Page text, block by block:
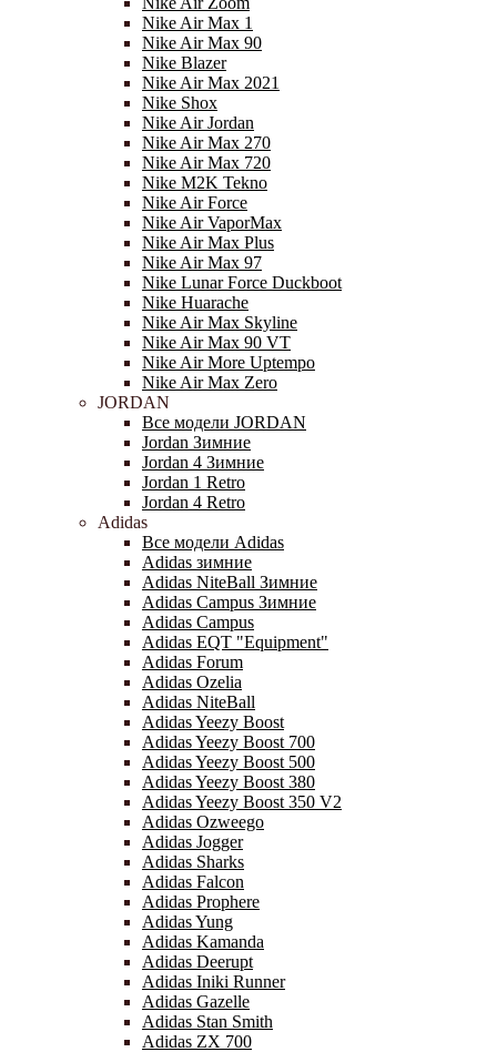
Nike Air Max 1
Nike Air Max 90
Nike Blazer
Nike Air Max 2021
Nike Shox
Nike Air Jordan
Nike Air Max 270
Nike Air Max 720
Nike M2K Tekno
Nike Air Force
Nike Air VaporMax
Nike Air Max Plus
Nike Air Max 97
Nike Lunar Force Duckboot
Nike Huarache
Nike Air Max Skyline
Nike Air Max 90 VT
Nike Air More Uptempo
Nike Air Max Zero
JORDAN
Все модели JORDAN
Jordan Зимние
Jordan 4 Зимние
Jordan 1 Retro
Jordan 4 Retro
Adidas
Все модели Adidas
Adidas зимние
Adidas NiteBall Зимние
Adidas Campus Зимние
Adidas Campus
Adidas EQT "Equipment"
Adidas Forum
Adidas Ozelia
Adidas NiteBall
Adidas Yeezy Boost
Adidas Yeezy Boost 700
Adidas Yeezy Boost 500
Adidas Yeezy Boost 380
Adidas Yeezy Boost 350 V2
Adidas Ozweego
Adidas Jogger
Adidas Sharks
Adidas Falcon
Adidas Prophere
Adidas Yung
Adidas Kamanda
Adidas Deerupt
Adidas Iniki Runner
Adidas Gazelle
Adidas Stan Smith
Adidas ZX 700